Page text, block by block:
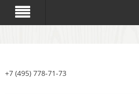
+7 (495) 778-71-73